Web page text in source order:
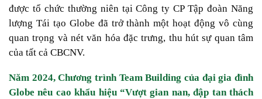
được tổ chức thường niên tại Công ty CP Tập đoàn Năng
lượng Tái tạo Globe đã trở thành một hoạt động vô cùng
quan trọng và nét văn hóa đặc trưng, thu hút sự quan tâm
của tất cả CBCNV.
Năm 2024, Chương trình Team Building của đại gia đình
Globe nêu cao khẩu hiệu “Vượt gian nan, đập tan thách